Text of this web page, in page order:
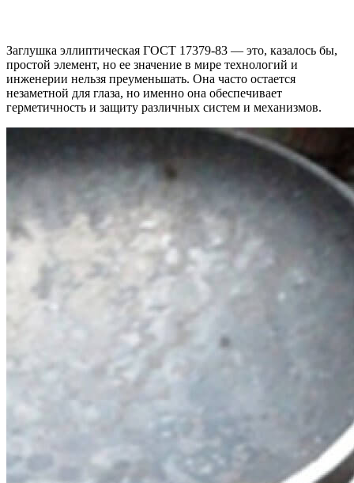
Заглушка эллиптическая ГОСТ 17379-83 — это, казалось бы,
простой элемент, но ее значение в мире технологий и
инженерии нельзя преуменьшать. Она часто остается
незаметной для глаза, но именно она обеспечивает
герметичность и защиту различных систем и механизмов.